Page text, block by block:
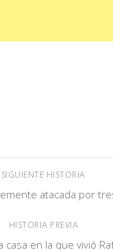
SIGUIENTE HISTORIA
atacada por
HISTORIA PREVIA
casa en la que vivió